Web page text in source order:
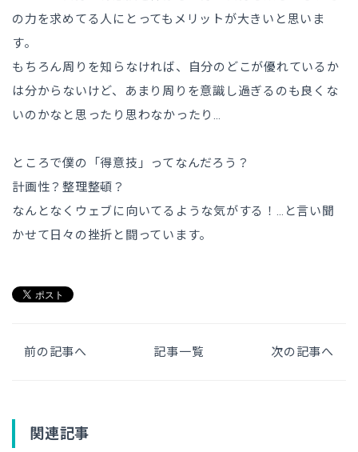
の力を求めてる人にとってもメリットが大きいと思いま
す。
もちろん周りを知らなければ、自分のどこが優れているか
は分からないけど、あまり周りを意識し過ぎるのも良くな
いのかなと思ったり思わなかったり…
ところで僕の「得意技」ってなんだろう？
計画性？整理整頓？
なんとなくウェブに向いてるような気がする！…と言い聞
かせて日々の挫折と闘っています。
前の記事へ 記事一覧 次の記事へ
関連記事